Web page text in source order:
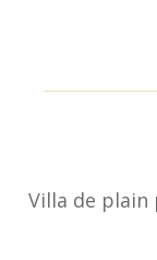
Villa de plain